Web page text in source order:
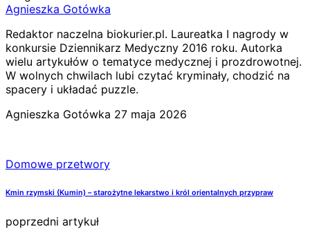
Agnieszka Gotówka
Redaktor naczelna biokurier.pl. Laureatka I nagrody w
konkursie Dziennikarz Medyczny 2016 roku. Autorka
wielu artykułów o tematyce medycznej i prozdrowotnej.
W wolnych chwilach lubi czytać kryminały, chodzić na
spacery i układać puzzle.
Agnieszka Gotówka 27 maja 2026
Domowe przetwory
Kmin rzymski (Kumin) – starożytne lekarstwo i król orientalnych przypraw
poprzedni artykuł